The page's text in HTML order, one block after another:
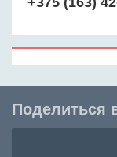
Поделиться